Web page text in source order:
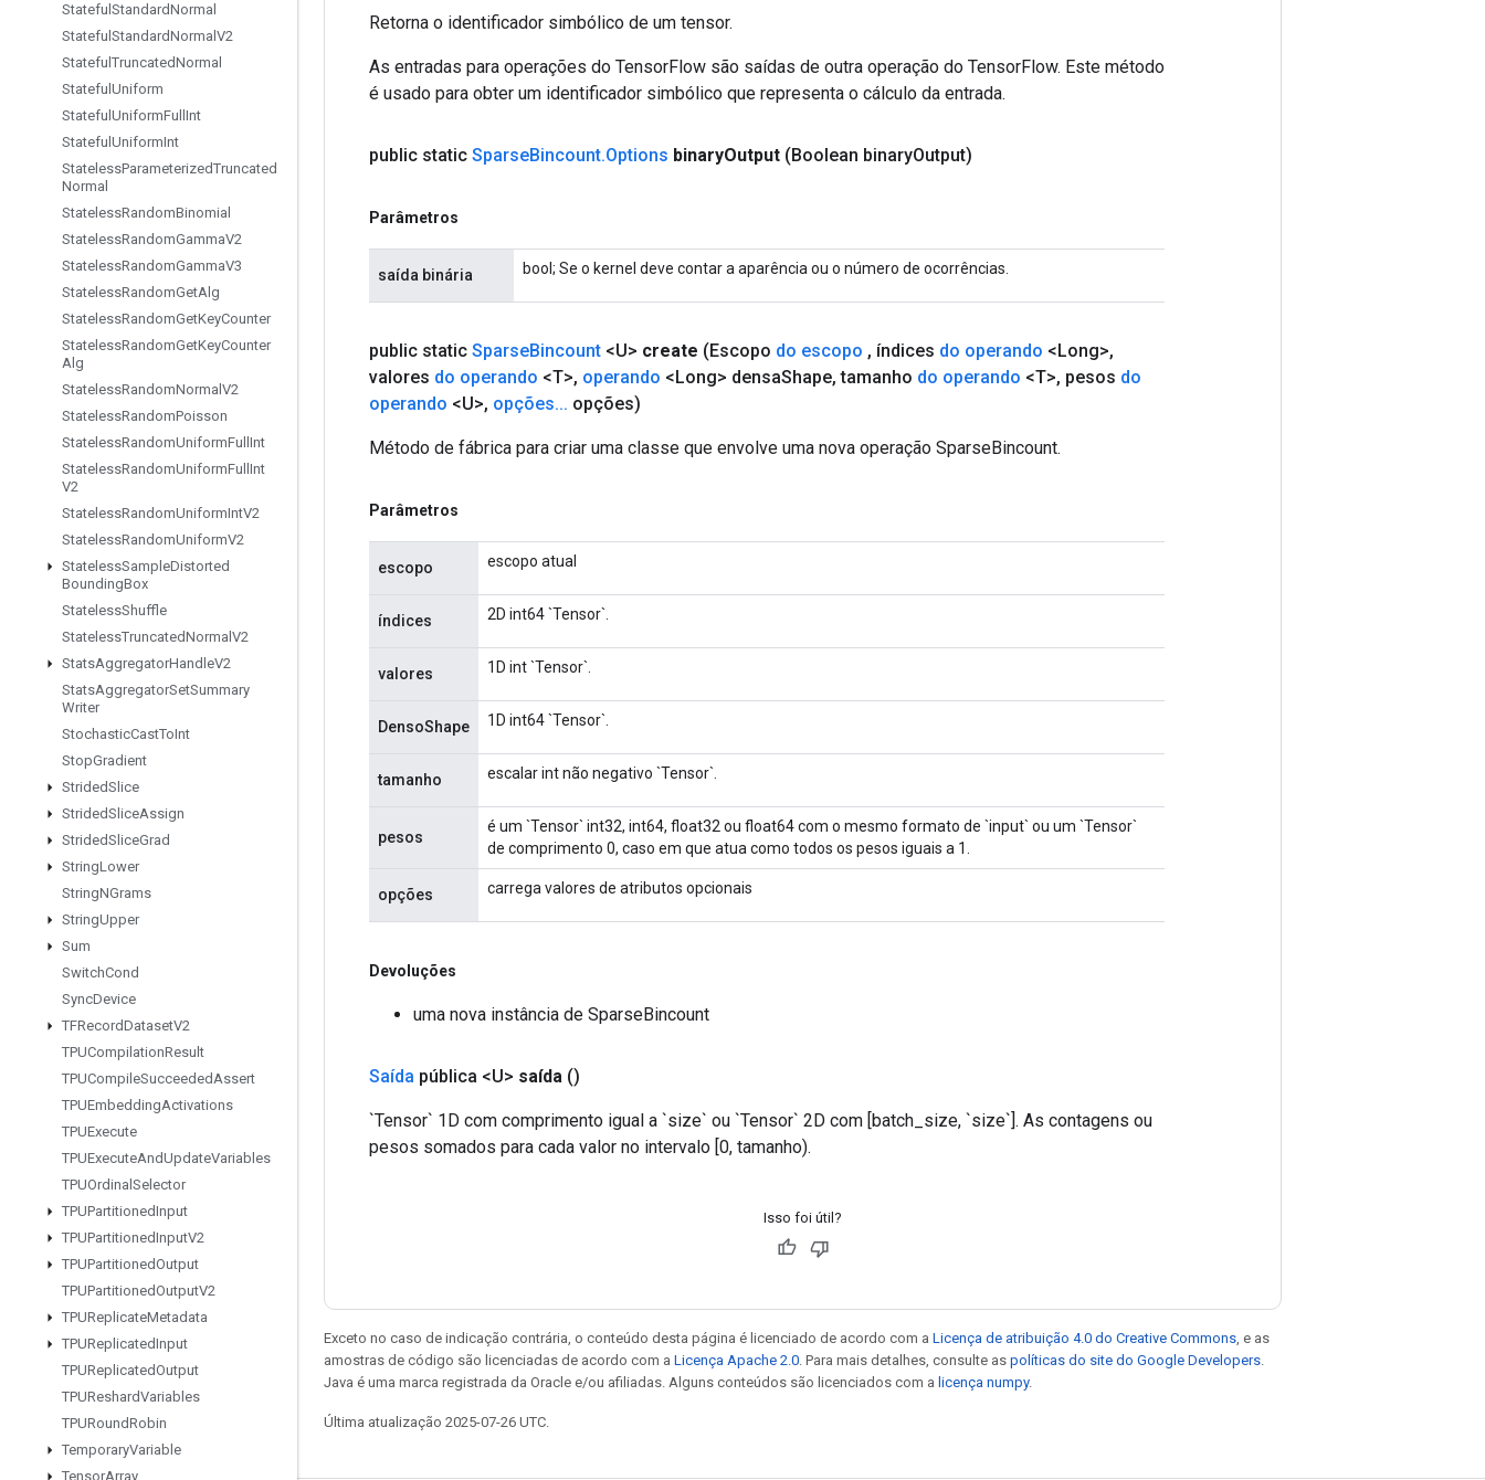
Stateful StandardNormal
Stateful StandardNormal V2
Stateful TruncatedNormal
Stateful Uniform
Stateful UniformFull Int
Stateful UniformInt
StatelessParameterizedTruncated
Normal
StatelessRandomBinomial
StatelessRandomGammaV2
StatelessRandomGammaV3
StatelessRandomGetAlg
StatelessRandomGetKeyCounter
StatelessRandomGetKeyCounter
Alg
StatelessRandomNormal V2
StatelessRandomPoisson
StatelessRandomUniformFull Int
StatelessRandomUniformFull Int
V2
StatelessRandomUniformIntV2
StatelessRandomUniformV2
StatelessSampleDistorted
BoundingBox
StatelessShuffle
StatelessTruncatedNormal V2
StatsAggregatorHandleV2
StatsAggregatorSetSummary
Writer
StochasticCastToInt
StopGradient
StridedSlice
StridedSliceAssign
StridedSliceGrad
StringLower
StringNGrams
StringUpper
Sum
SwitchCond
SyncDevice
TFRecordDatasetV2
TPUCompilationResult
TPUCompileSucceededAssert
TPUEmbeddingActivations
TPUExecute
TPUExecuteAndUpdateVariables
TPUOrdinal Selector
TPUPartitionedInput
TPUPartitionedInputV2
TPUPartitionedOutput
TPUPartitionedOutputV2
TPUReplicateMetadata
TPUReplicatedInput
TPUReplicatedOutput
TPUReshardVariables
TPURoundRobin
TemporaryVariable
TensorArray
Retorna o identificador simbólico de um tensor.
As entradas para operações do TensorFlow são saídas de outra operação do TensorFlow. Este método
é usado para obter um identificador simbólico que representa o cálculo da entrada.
public static SparseBincount.Options binaryOutput (Boolean binaryOutput)
Parâmetros
saída binária bool; Se o kernel deve contar a aparência ou o número de ocorrências.
public static SparseBincount <U> create (Escopo do escopo , índices do operando <Long>,
valores do operando <T>, operando <Long> densaShape, tamanho do operando <T>, pesos do
operando <U>, opções... opções)
Método de fábrica para criar uma classe que envolve uma nova operação SparseBincount.
Parâmetros
escopo escopo atual
índices 2D int64 `Tensor`.
valores 1D int `Tensor`.
DensoShape 1D int64 `Tensor`.
tamanho escalar int não negativo `Tensor`.
pesos
é um `Tensor` int32, int64, float32 ou float64 com o mesmo formato de `input` ou um `Tensor`
de comprimento 0, caso em que atua como todos os pesos iguais a 1.
opções carrega valores de atributos opcionais
Devoluções
uma nova instância de SparseBincount
Saída pública <U> saída ()
`Tensor` 1D com comprimento igual a `size` ou `Tensor` 2D com [batch_size, `size`]. As contagens ou
pesos somados para cada valor no intervalo [0, tamanho).
Isso foi útil?
Exceto no caso de indicação contrária, o conteúdo desta página é licenciado de acordo com a Licença de atribuição 4.0 do Creative Commons , e as
amostras de código são licenciadas de acordo com a Licença Apache 2.0 . Para mais detalhes, consulte as políticas do site do Google Developers
Java é uma marca registrada da Oracle e/ou afiliadas. Alguns conteúdos são licenciados com a licença numpy.
Última atualização 2025-07-26 UTC.